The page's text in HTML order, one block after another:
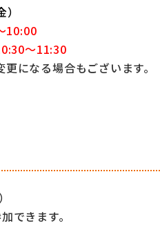
10:00
～11:30
になる場合もございます。
できます。